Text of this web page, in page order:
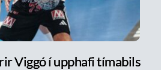
Viggó í upphafi tímabils